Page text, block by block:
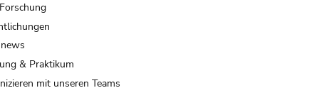
& Praktikum
mit unseren Teams